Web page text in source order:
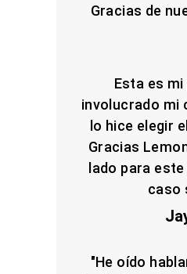
Gracias de
Esta es
involucrado mi
lo hice elegir
Gracias
lado para
caso
"He oído